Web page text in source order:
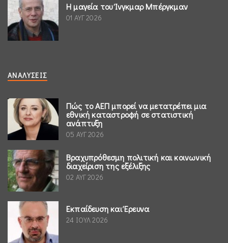
Η μαγεία του Ίνγκμαρ Μπέργκμαν
01 ΑΥΓ 2026
ΑΝΑΛΎΣΕΙΣ
Πώς το ΑΕΠ μπορεί να μετατρέπει μια
εθνική καταστροφή σε στατιστική
ανάπτυξη
05 ΑΥΓ 2026
Βραχυπρόθεσμη πολιτική και κοινωνική
διαχείριση της εξέλιξης
02 ΑΥΓ 2026
Εκπαίδευση και Έρευνα
24 ΙΟΥΛ 2026